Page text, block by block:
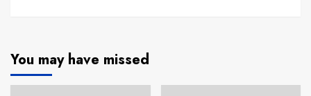
You may have missed